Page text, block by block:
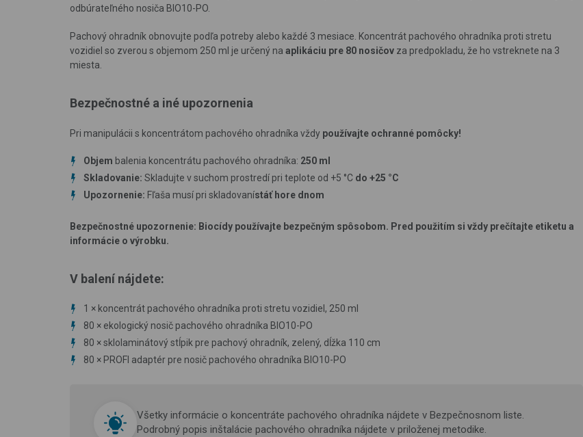
odbúrateľného nosiča BIO10-PO.
Pachový ohradník obnovujte podľa potreby alebo každé 3 mesiace. Koncentrát pachového ohradníka proti stretu
vozidiel so zverou s objemom 250 ml je určený na aplikáciu pre 80 nosičov za predpokladu, že ho vstreknete na 3
miesta.
Bezpečnostné a iné upozornenia
Pri manipulácii s koncentrátom pachového ohradníka vždy používajte ochranné pomôcky!
Objem balenia koncentrátu pachového ohradníka: 250 ml
Skladovanie: Skladujte v suchom prostredí pri teplote od +5 °C do +25 °C
Upozornenie: Fľaša musí pri skladovanístáť hore dnom
Bezpečnostné upozornenie: Biocídy používajte bezpečným spôsobom. Pred použitím si vždy prečítajte etiketu a
informácie o výrobku.
V balení nájdete:
1 × koncentrát pachového ohradníka proti stretu vozidiel, 250 ml
80 × ekologický nosič pachového ohradníka BIO10-PO
80 ×sklolaminátový stĺpik pre pachový ohradník, zelený, dĺžka 110 cm
80 × PROFI adaptér pre nosič pachového ohradníka BIO10-PO
Všetky informácie o koncentráte pachového ohradníka nájdete v Bezpečnosnom liste.
Podrobný popis inštalácie pachového ohradníka nájdete v priloženej metodike.